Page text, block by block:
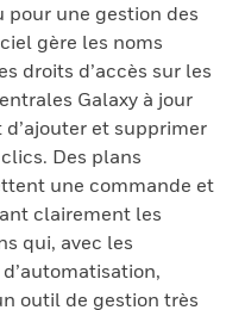
une gestion des
gère les noms
droits d’accès sur les
Galaxy à jour
et supprimer
Des plans
une commande et
clairement les
qui, avec les
outil de gestion très